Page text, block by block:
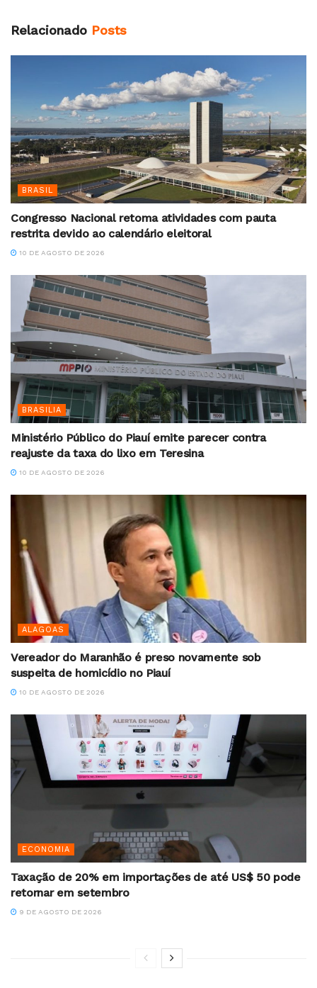
Relacionado Posts
BRASIL
Congresso Nacional retoma atividades com pauta
restrita devido ao calendário eleitoral
10 DE AGOSTO DE 2026
BRASILIA
Ministério Público do Piauí emite parecer contra
reajuste da taxa do lixo em Teresina
10 DE AGOSTO DE 2026
ALAGOAS
Vereador do Maranhão é preso novamente sob
suspeita de homicídio no Piauí
10 DE AGOSTO DE 2026
ECONOMIA
Taxação de 20% em importações de até US$ 50 pode
retornar em setembro
9 DE AGOSTO DE 2026